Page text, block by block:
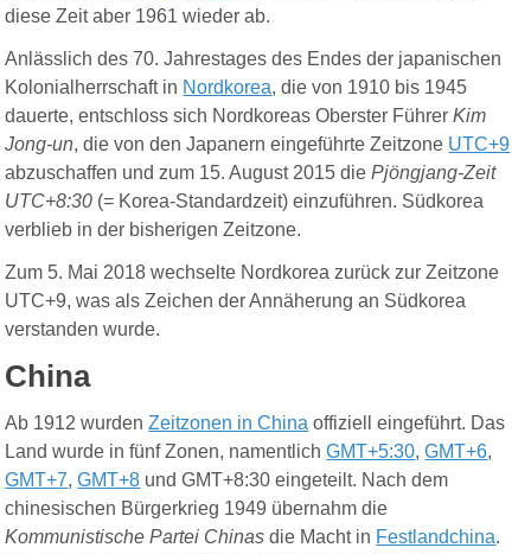
diese Zeit aber 1961 wieder ab.
Anlässlich des 70. Jahrestages des Endes der japanischen
Kolonialherrschaft in Nordkorea, die von 1910 bis 1945
dauerte, entschloss sich Nordkoreas Oberster FührerKim
Jong-un, die von den Japanern eingeführte Zeitzone UTC+9
abzuschaffen und zum 15. August 2015 diePjöngjang-Zeit
UTC+8:30 (= Korea-Standardzeit) einzuführen. Südkorea
verblieb in der bisherigen Zeitzone.
Zum 5. Mai 2018 wechselte Nordkorea zurück zur Zeitzone
UTC+9, was als Zeichen der Annäherung an Südkorea
verstanden wurde.
China
Ab 1912 wurdenZeitzonen in China offiziell eingeführt. Das
Land wurde in fünf Zonen, namentlichGMT+5:30,GMT+6,
GMT+7,GMT+8 und GMT+8:30 eingeteilt. Nach dem
chinesischen Bürgerkrieg 1949 übernahm die
Kommunistische Partei Chinas die Macht in Festlandchina.